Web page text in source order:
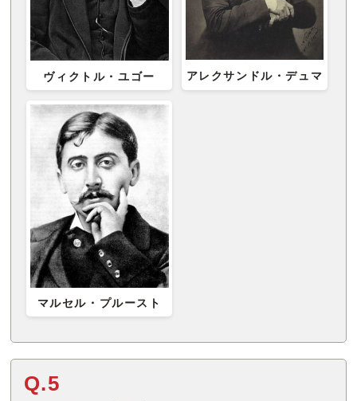
ヴィクトル・ユゴー アレクサンドル・デュマ
マルセル・プルースト
Q.5